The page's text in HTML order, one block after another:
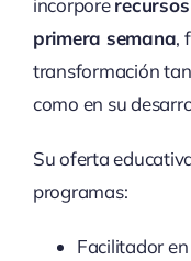
incorpore
primera semana,
transformación
como en su
Su oferta
programas:
Facilitador